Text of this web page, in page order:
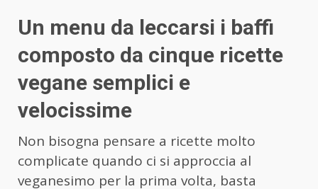
Un menu da leccarsi i baffi
composto da cinque ricette
vegane semplici e
velocissime
Non bisogna pensare a ricette molto
complicate quando ci si approccia al
veganesimo per la prima volta, basta